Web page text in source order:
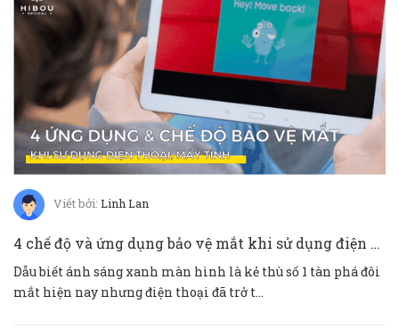
Viết bởi: Linh Lan
4 chế độ và ứng dụng bảo vệ mắt khi sử dụng điện thoại IOS và ANDROID
Dẫu biết ánh sáng xanh màn hình là kẻ thù số 1 tàn phá đôi
mắt hiện nay nhưng điện thoại đã trở t...